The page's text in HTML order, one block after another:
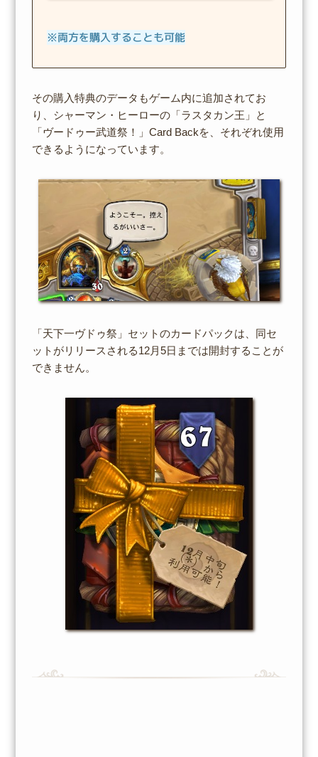
※両方を購入することも可能
その購入特典のデータもゲーム内に追加されてお
り、シャーマン・ヒーローの「ラスタカン王」と
「ヴードゥー武道祭！」Card Backを、それぞれ使用
できるようになっています。
「天下一ヴドゥ祭」セットのカードパックは、同セ
ットがリリースされる12月5日までは開封することが
できません。